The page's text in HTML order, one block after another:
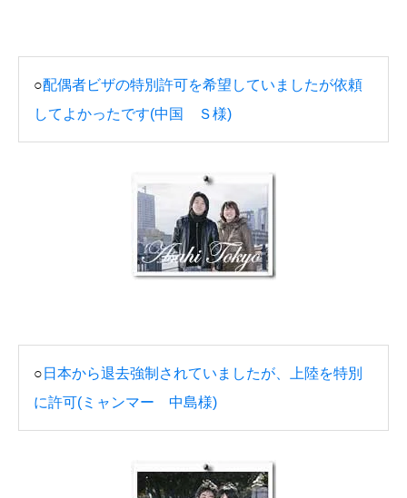
○配偶者ビザの特別許可を希望していましたが依頼
してよかったです(中国 Ｓ様)
○ 日本から退去強制されていましたが、上陸を特別
に許可(ミャンマー 中島様)